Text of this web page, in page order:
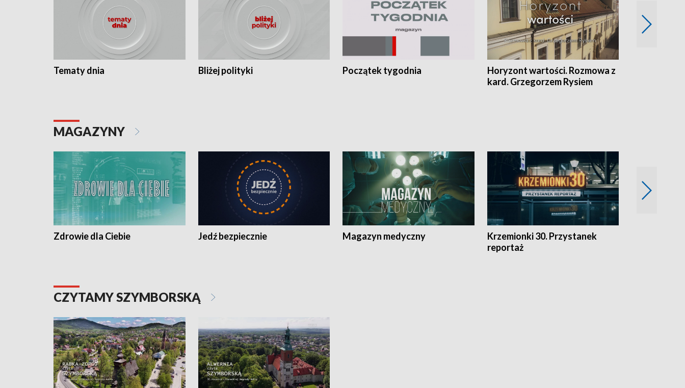
Tematy dnia Bliżej polityki Początek tygodnia
Horyzont wartości. Rozmowa z
kard. Grzegorzem Rysiem
MAGAZYNY
Zdrowie dla Ciebie Jedź bezpiecznie Magazyn medyczny
Krzemionki 30. Przystanek
reportaż
CZYTAMY SZYMBORSKĄ